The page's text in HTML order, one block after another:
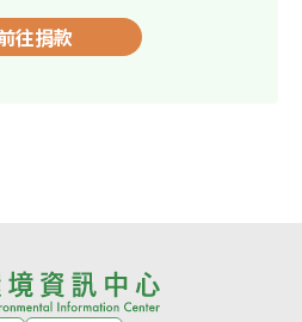
往捐款